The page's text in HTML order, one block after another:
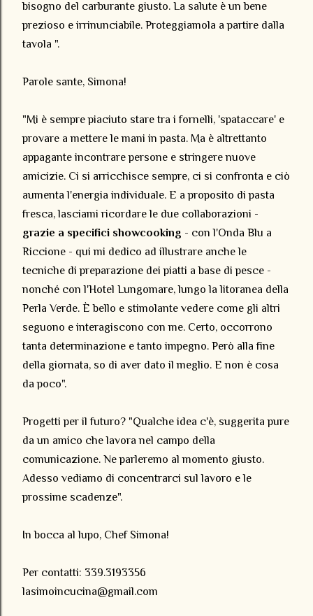
bisogno del carburante giusto. La salute è un bene
prezioso e irrinunciabile. Proteggiamola a partire dalla
tavola ".
Parole sante, Simona!
"Mi è sempre piaciuto stare tra i fornelli, 'spataccare' e
provare a mettere le mani in pasta. Ma è altrettanto
appagante incontrare persone e stringere nuove
amicizie. Ci si arricchisce sempre, ci si confronta e ciò
aumenta l'energia individuale. E a proposito di pasta
fresca, lasciami ricordare le due collaborazioni -
grazie a specifici showcooking - con l'Onda Blu a
Riccione - qui mi dedico ad illustrare anche le
tecniche di preparazione dei piatti a base di pesce -
nonché con l'Hotel Lungomare, lungo la litoranea della
Perla Verde. È bello e stimolante vedere come gli altri
seguono e interagiscono con me. Certo, occorrono
tanta determinazione e tanto impegno. Però alla fine
della giornata, so di aver dato il meglio. E non è cosa
da poco".
Progetti per il futuro? "Qualche idea c'è, suggerita pure
da un amico che lavora nel campo della
comunicazione. Ne parleremo al momento giusto.
Adesso vediamo di concentrarci sul lavoro e le
prossime scadenze".
In bocca al lupo, Chef Simona!
Per contatti: 339.3193356
lasimoincucina@gmail.com